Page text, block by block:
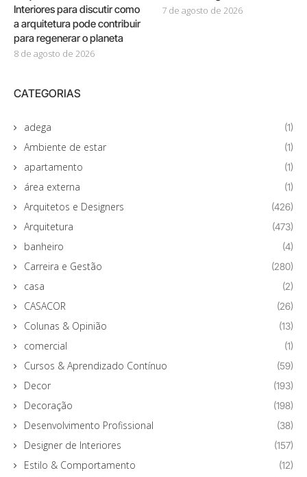
Interiores para discutir como
a arquitetura pode contribuir
para regenerar o planeta
8 de agosto de 2026
7 de agosto de 2026
CATEGORIAS
adega (1)
Ambiente de estar (1)
apartamento (1)
área externa (1)
Arquitetos e Designers (426)
Arquitetura (473)
banheiro (4)
Carreira e Gestão (280)
casa (2)
CASACOR (26)
Colunas & Opinião (13)
comercial (1)
Cursos & Aprendizado Contínuo (59)
Decor (193)
Decoração (198)
Desenvolvimento Profissional (38)
Designer de Interiores (157)
Estilo & Comportamento (12)